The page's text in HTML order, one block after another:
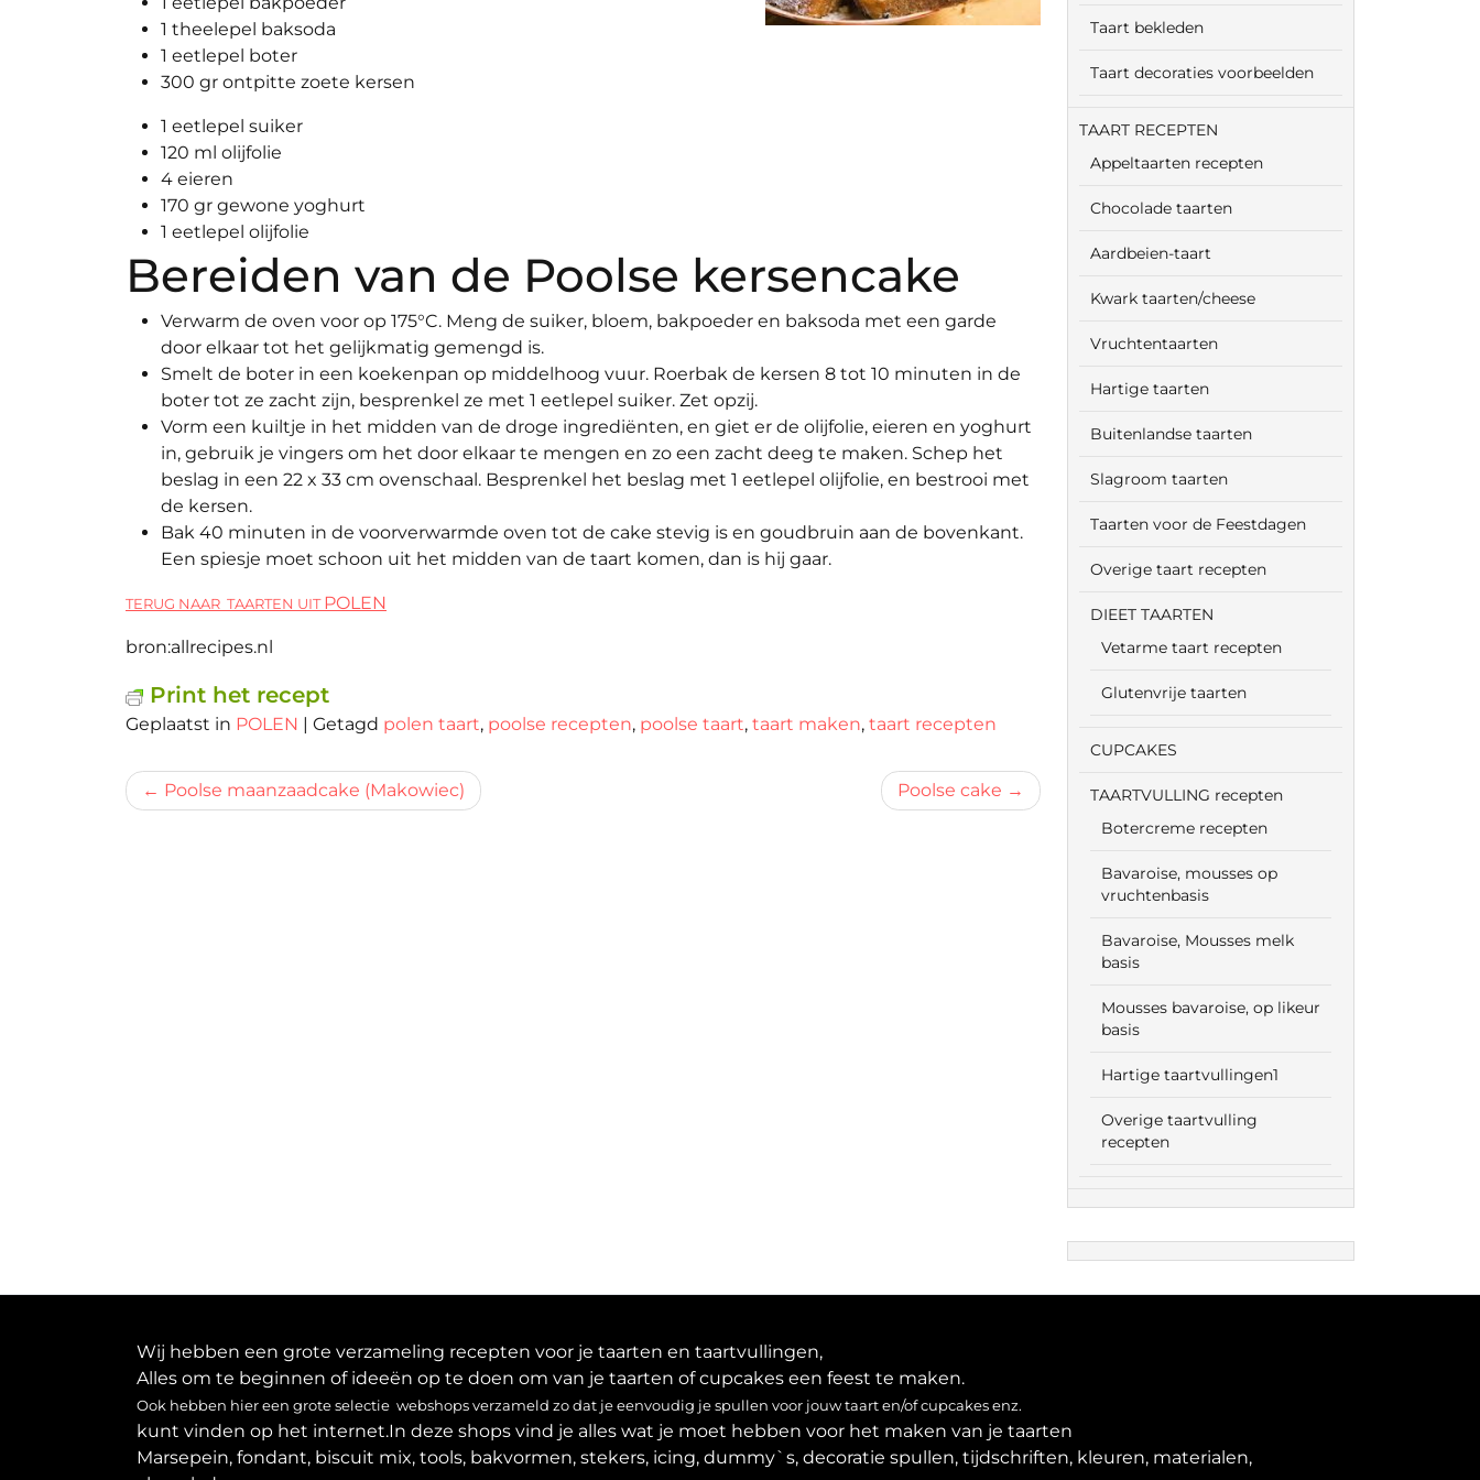
1 theelepel baksoda
1 eetlepel boter
300 gr ontpitte zoete kersen
1 eetlepel suiker
120 ml olijfolie
4 eieren
170 gr gewone yoghurt
1 eetlepel olijfolie
Bereiden van de Poolse kersencake
Verwarm de oven voor op 175°C. Meng de suiker, bloem, bakpoeder en baksoda met een garde
door elkaar tot het gelijkmatig gemengd is.
Smelt de boter in een koekenpan op middelhoog vuur. Roerbak de kersen 8 tot 10 minuten in de
boter tot ze zacht zijn, besprenkel ze met 1 eetlepel suiker. Zet opzij.
Vorm een ​​kuiltje in het midden van de droge ingrediënten, en giet er de olijfolie, eieren en yoghurt
in, gebruik je vingers om het door elkaar te mengen en zo een zacht deeg te maken. Schep het
beslag in een 22 x 33 cm ovenschaal. Besprenkel het beslag met 1 eetlepel olijfolie, en bestrooi met
de kersen.
Bak 40 minuten in de voorverwarmde oven tot de cake stevig is en goudbruin aan de bovenkant.
Een spiesje moet schoon uit het midden van de taart komen, dan is hij gaar.
TERUG NAAR TAARTEN UITPOLEN
bron:allrecipes.nl
Print het recept
Geplaatst in POLEN | Getagd polen taart, poolse recepten, poolse taart, taart maken, taart recepten
Bericht
Poolse maanzaadcake (Makowiec) Poolse cake
Taart bekleden
Taart decoraties voorbeelden
TAART RECEPTEN
Appeltaarten recepten
Chocolade taarten
Aardbeien-taart
Kwark taarten/cheese
Vruchtentaarten
Hartige taarten
Buitenlandse taarten
Slagroom taarten
Taarten voor de Feestdagen
Overige taart recepten
DIEET TAARTEN
Vetarme taart recepten
Glutenvrije taarten
CUPCAKES
TAARTVULLING recepten
Botercreme recepten
Bavaroise, mousses op
vruchtenbasis
Bavaroise, Mousses melk
basis
Mousses bavaroise, op likeur
basis
Hartige taartvullingen1
Overige taartvulling
recepten
Wij hebben een grote verzameling recepten voor je taarten en taartvullingen,
Alles om te beginnen of ideeën op te doen om van je taarten of cupcakes een feest te maken.
Ook hebben hier een grote selectie webshops verzameld zo dat je eenvoudig je spullen voor jouw taart en/of cupcakes enz.
kunt vinden op het internet.In deze shops vind je alles wat je moet hebben voor het maken van je taarten
Marsepein, fondant, biscuit mix, tools, bakvormen, stekers, icing, dummy`s, decoratie spullen, tijdschriften, kleuren, materialen,